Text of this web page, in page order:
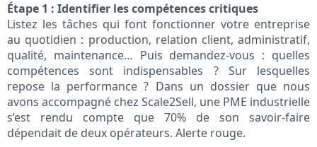
Étape 1 : Identifier les compétences critiques
Listez les tâches qui font fonctionner votre entreprise
au quotidien : production, relation client, administratif,
qualité, maintenance… Puis demandez-vous : quelles
compétences sont indispensables ? Sur lesquelles
repose la performance ? Dans un dossier que nous
avons accompagné chez Scale2Sell, une PME industrielle
s’est rendu compte que 70% de son savoir-faire
dépendait de deux opérateurs. Alerte rouge.